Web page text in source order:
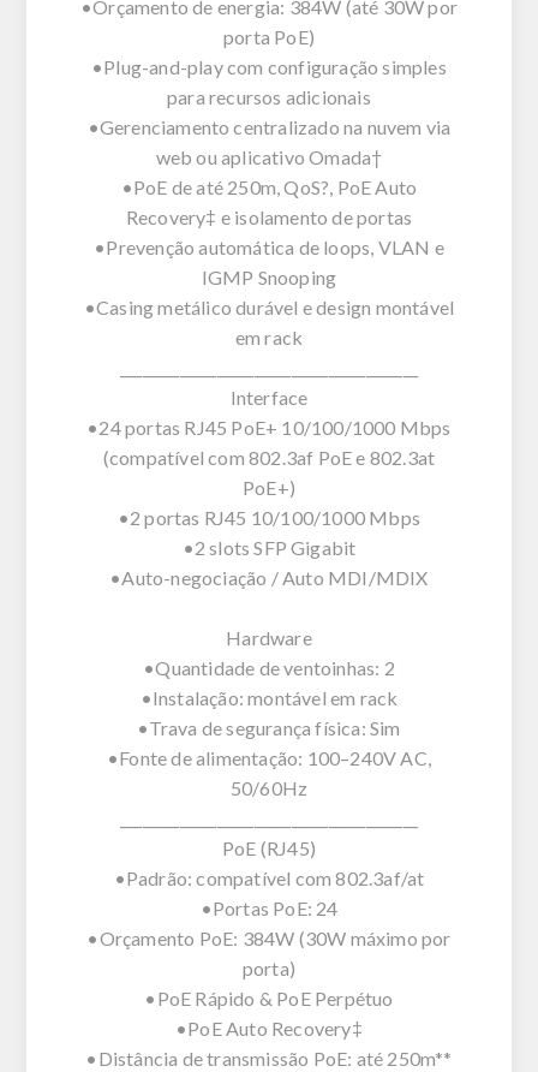
•Orçamento de energia: 384W (até 30W por
porta PoE)
•Plug-and-play com configuração simples
para recursos adicionais
•Gerenciamento centralizado na nuvem via
web ou aplicativo Omada†
•PoE de até 250m, QoS?, PoE Auto
Recovery‡ e isolamento de portas
•Prevenção automática de loops, VLAN e
IGMP Snooping
•Casing metálico durável e design montável
em rack
Interface
•24 portas RJ45 PoE+ 10/100/1000 Mbps
(compatível com 802.3af PoE e 802.3at
PoE+)
•2 portas RJ45 10/100/1000 Mbps
•2 slots SFP Gigabit
•Auto-negociação / Auto MDI/MDIX
Hardware
•Quantidade de ventoinhas: 2
•Instalação: montável em rack
•Trava de segurança física: Sim
•Fonte de alimentação: 100–240V AC,
50/60Hz
PoE (RJ45)
•Padrão: compatível com 802.3af/at
•Portas PoE: 24
•Orçamento PoE: 384W (30W máximo por
porta)
•PoE Rápido & PoE Perpétuo
•PoE Auto Recovery‡
•Distância de transmissão PoE: até 250m**